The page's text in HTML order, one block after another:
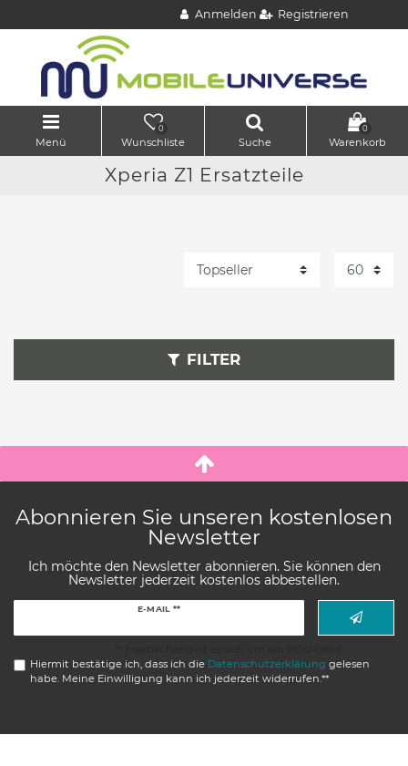
Anmelden Registrieren
Menü
0
Wunschliste Suche
0
Warenkorb
Xperia Z1 Ersatzteile
FILTER
Abonnieren Sie unseren kostenlosen
Newsletter
Ich möchte den Newsletter abonnieren. Sie können den
Newsletter jederzeit kostenlos abbestellen.
E-MAIL **
Hiermit bestätige ich, dass ich die Daten­schutz­erklärung gelesen
habe. Meine Einwilligung kann ich jederzeit widerrufen.**